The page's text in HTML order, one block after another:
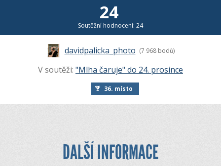
24
Soutěžní hodnocení: 24
davidpalicka_photo (7 968 bodů)
V soutěži: "Mlha čaruje" do 24. prosince
36. místo
DALŠÍ INFORMACE